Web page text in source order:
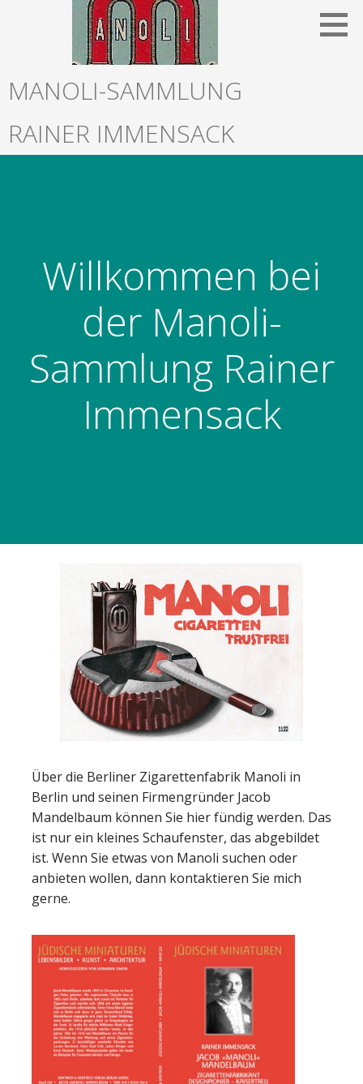
MANOLI-SAMMLUNG
RAINER IMMENSACK
Willkommen bei
der Manoli-
Sammlung Rainer
Immensack
Über die Berliner Zigarettenfabrik Manoli in
Berlin und seinen Firmengründer Jacob
Mandelbaum können Sie hier fündig werden. Das
ist nur ein kleines Schaufenster, das abgebildet
ist. Wenn Sie etwas von Manoli suchen oder
anbieten wollen, dann kontaktieren Sie mich
gerne.